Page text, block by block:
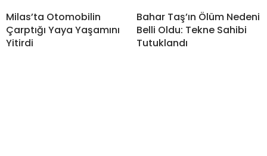
Milas’ta Otomobilin
Çarptığı Yaya Yaşamını
Yitirdi
Bahar Taş’ın Ölüm Nedeni
Belli Oldu: Tekne Sahibi
Tutuklandı